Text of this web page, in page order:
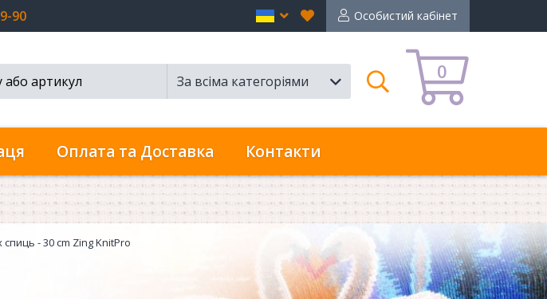
90 Особистий кабінет
Вибране
en
0
За всіма категоріями
Пошук
Оплата та Доставка Контакти
- 30 cm Zing KnitPro